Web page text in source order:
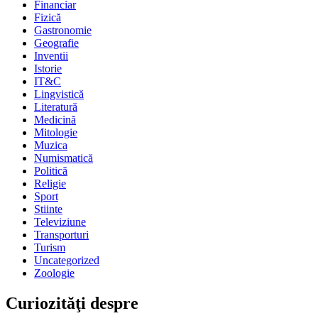
Financiar
Fizică
Gastronomie
Geografie
Inventii
Istorie
IT&C
Lingvistică
Literatură
Medicină
Mitologie
Muzica
Numismatică
Politică
Religie
Sport
Stiinte
Televiziune
Transporturi
Turism
Uncategorized
Zoologie
Curiozităţi despre